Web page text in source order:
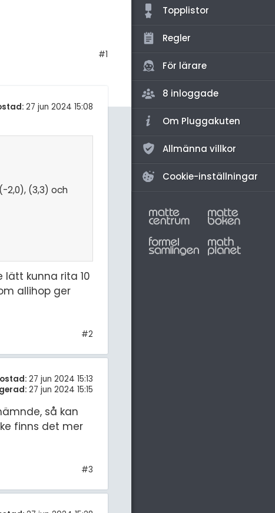
#1
27 jun 2024 15:08
2,0), (3,3) och
kunna rita 10
allihop ger
#2
27 jun 2024 15:13
27 jun 2024 15:15
så kan
finns det mer
#3
Topplistor
Regler
För lärare
8 inloggade
Om Pluggakuten
Allmänna villkor
Cookie-inställningar
Allmänna diskussioner